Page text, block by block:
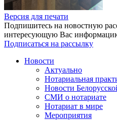
Версия для печати
Подпишитесь на новостную
интересующую Вас
Подписаться на рассылку
Новости
Актуально
Нотариальная
Новости
СМИ о нотариате
Нотариат в мире
Мероприятия